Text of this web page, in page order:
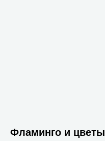
Фламинго и цветы